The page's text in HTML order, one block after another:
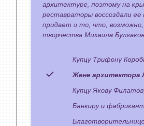
архитектуре, поэтому на
реставраторы воссоздали
придает и то, что,
творчества Михаила
Купцу Трифону
Жене архитектора
Купцу Якову
Банкиру и